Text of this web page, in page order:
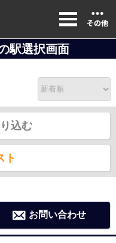
駅選択画面
込む
ト
お問い合わせ